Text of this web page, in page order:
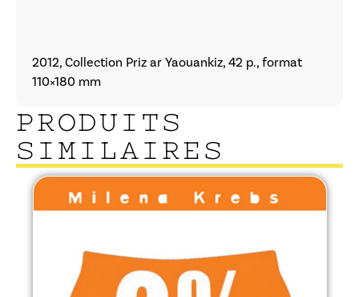
2012, Collection Priz ar Yaouankiz, 42 p., format
110×180 mm
PRODUITS
SIMILAIRES